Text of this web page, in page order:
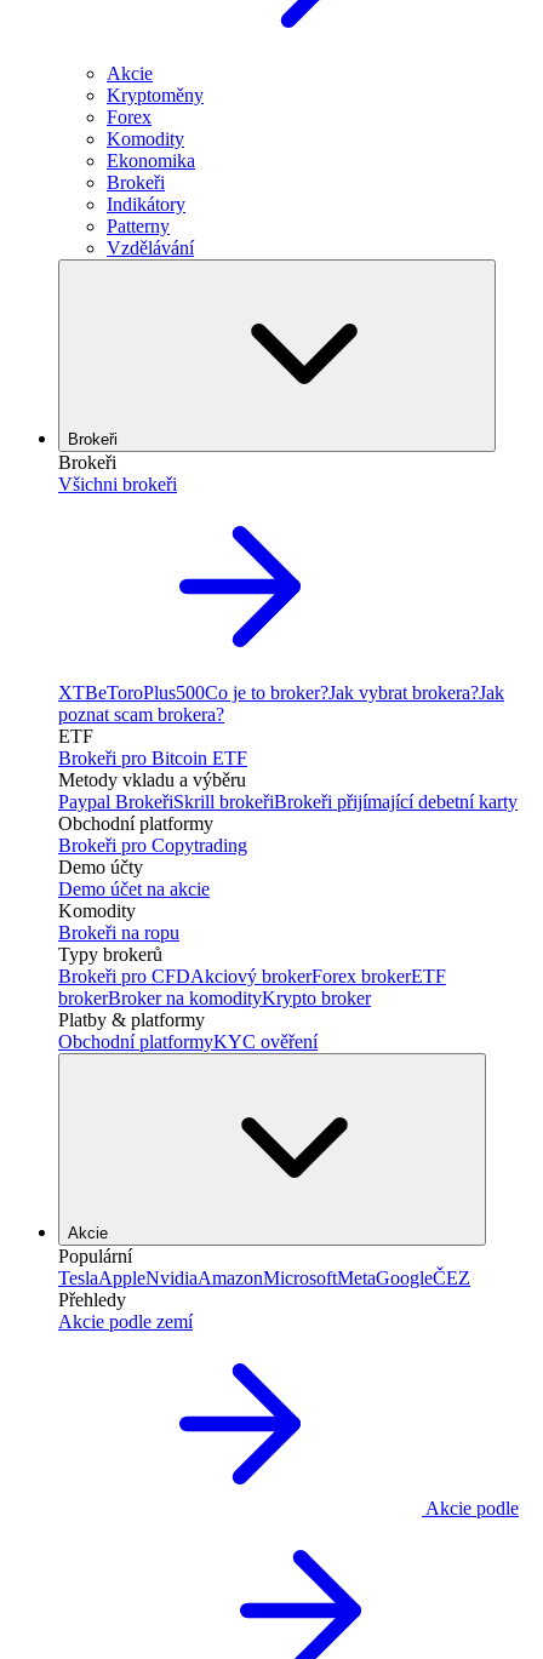
Akcie
Kryptoměny
Forex
Komodity
Ekonomika
Brokeři
Indikátory
Patterny
Vzdělávání
Brokeři
Brokeři
Všichni brokeři
XTBeToroPlus500Co je to broker?Jak vybrat brokera?Jak
poznat scam brokera?
ETF
Brokeři pro Bitcoin ETF
Metody vkladu a výběru
Paypal BrokeřiSkrill brokeřiBrokeři přijímající debetní karty
Obchodní platformy
Brokeři pro Copytrading
Demo účty
Demo účet na akcie
Komodity
Brokeři na ropu
Typy brokerů
Brokeři pro CFDAkciový brokerForex brokerETF
brokerBroker na komodityKrypto broker
Platby & platformy
Obchodní platformyKYC ověření
Akcie
Populární
TeslaAppleNvidiaAmazonMicrosoftMetaGoogleČEZ
Přehledy
Akcie podle zemí
Akcie podle